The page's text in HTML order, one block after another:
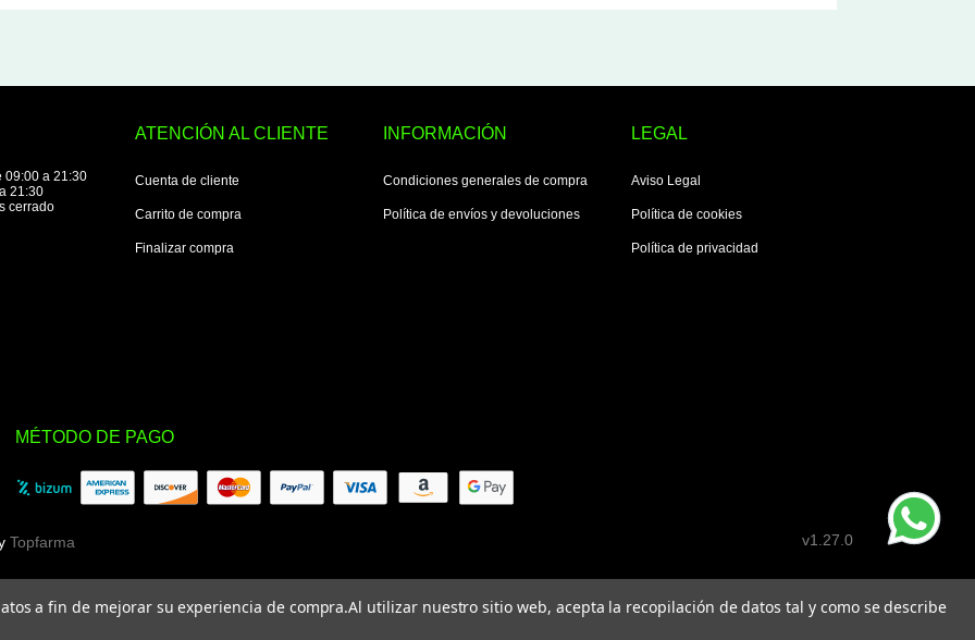
09:00 a 21:30
21:30
cerrado
ATENCIÓN AL CLIENTE
Cuenta de cliente
Carrito de compra
Finalizar compra
INFORMACIÓN
Condiciones generales de compra
Política de envíos y devoluciones
LEGAL
Aviso Legal
Política de cookies
Política de privacidad
MÉTODO DE PAGO
Topfarma v1.27.0
a fin de mejorar su experiencia de compra.Al utilizar nuestro sitio web, acepta la recopilación de datos tal y como se describe